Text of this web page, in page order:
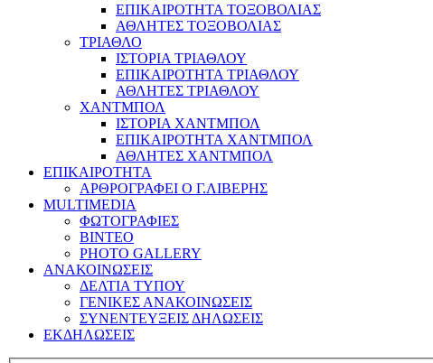
ΕΠΙΚΑΙΡΟΤΗΤΑ ΤΟΞΟΒΟΛΙΑΣ
ΑΘΛΗΤΕΣ ΤΟΞΟΒΟΛΙΑΣ
ΤΡΙΑΘΛΟ
ΙΣΤΟΡΙΑ ΤΡΙΑΘΛΟΥ
ΕΠΙΚΑΙΡΟΤΗΤΑ ΤΡΙΑΘΛΟΥ
ΑΘΛΗΤΕΣ ΤΡΙΑΘΛΟΥ
ΧΑΝΤΜΠΟΛ
ΙΣΤΟΡΙΑ ΧΑΝΤΜΠΟΛ
ΕΠΙΚΑΙΡΟΤΗΤΑ ΧΑΝΤΜΠΟΛ
ΑΘΛΗΤΕΣ ΧΑΝΤΜΠΟΛ
ΕΠΙΚΑΙΡΟΤΗΤΑ
ΑΡΘΡΟΓΡΑΦΕΙ Ο Γ.ΛΙΒΕΡΗΣ
MULTIMEDIA
ΦΩΤΟΓΡΑΦΙΕΣ
ΒΙΝΤΕΟ
PHOTO GALLERY
ΑΝΑΚΟΙΝΩΣΕΙΣ
ΔΕΛΤΙΑ ΤΥΠΟΥ
ΓΕΝΙΚΕΣ ΑΝΑΚΟΙΝΩΣΕΙΣ
ΣΥΝΕΝΤΕΥΞΕΙΣ ΔΗΛΩΣΕΙΣ
ΕΚΔΗΛΩΣΕΙΣ